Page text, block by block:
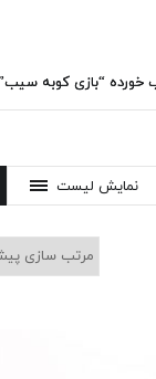
“بازی کوبه
نمایش لیست